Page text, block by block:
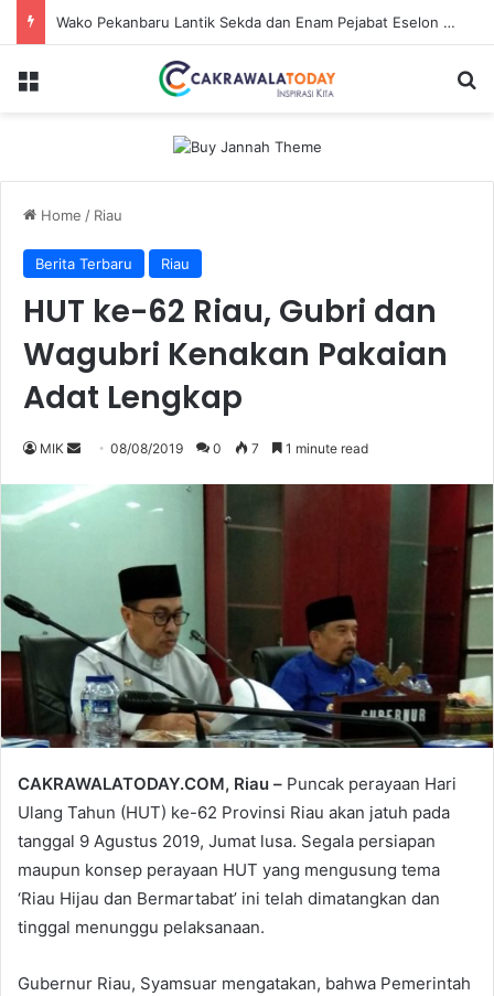
Dirut Jasa Raharja Dampingi Wamenhub Tinjau Penanganan Korban KM Mutiara Sentosa II di RS PHC Surabaya
Menu
Home / Riau
Berita Terbaru Riau
HUT ke-62 Riau, Gubri dan
Wagubri Kenakan Pakaian
Adat Lengkap
MIK
Send
email
08/08/2019 0 7 1 minute read
CAKRAWALATODAY.COM, Riau – Puncak perayaan Hari
Ulang Tahun (HUT) ke-62 Provinsi Riau akan jatuh pada
tanggal 9 Agustus 2019, Jumat lusa. Segala persiapan
maupun konsep perayaan HUT yang mengusung tema
‘Riau Hijau dan Bermartabat’ ini telah dimatangkan dan
tinggal menunggu pelaksanaan.
Gubernur Riau, Syamsuar mengatakan, bahwa Pemerintah